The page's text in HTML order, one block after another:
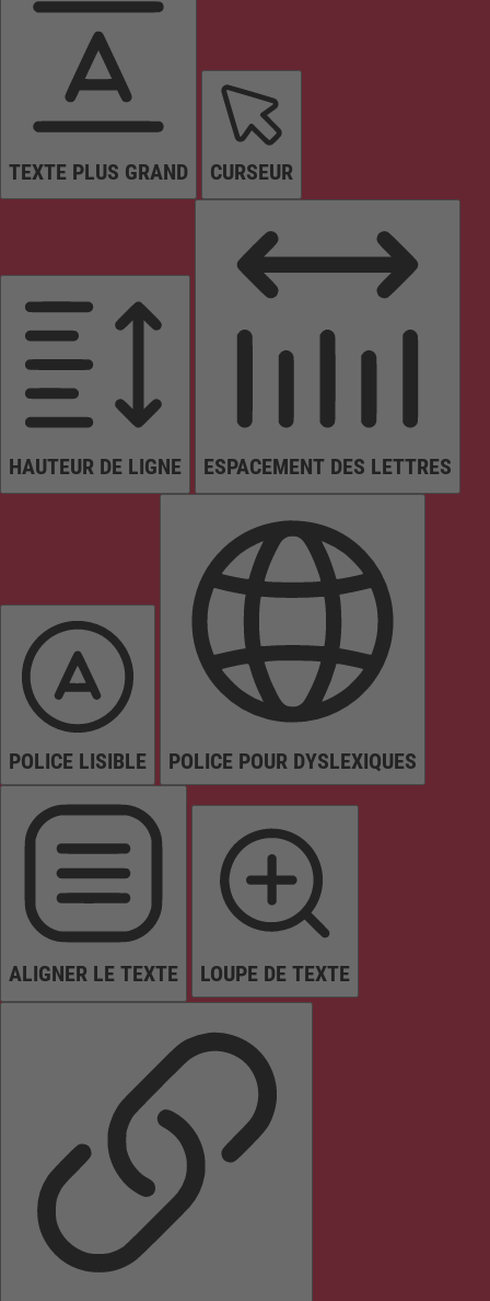
TEXTE PLUS GRAND CURSEUR
HAUTEUR DE LIGNE ESPACEMENT DES LETTRES
POLICE LISIBLE POLICE POUR DYSLEXIQUES
ALIGNER LE TEXTE LOUPE DE TEXTE